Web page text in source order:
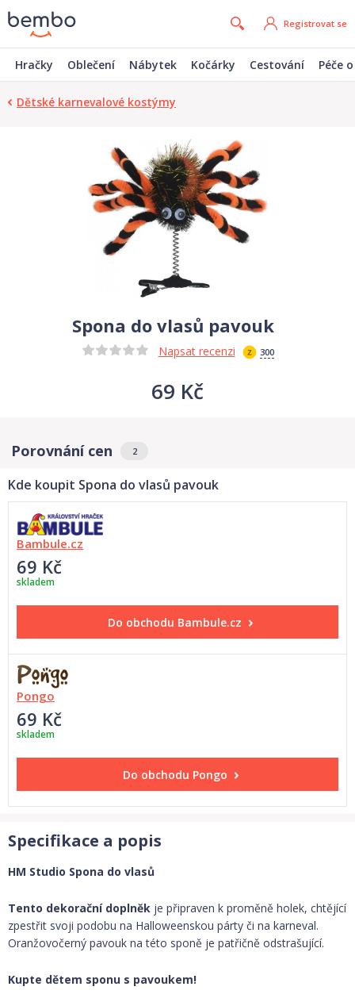
Registrovat se
Hračky Oblečení Nábytek Kočárky Cestování Péče
Dětské karnevalové kostýmy
Spona do vlasů pavouk
Napsat recenzi 300
69 Kč
Porovnání cen 2
Kde koupit Spona do vlasů pavouk
Bambule.cz
69 Kč
skladem
Do obchodu Bambule.cz
Pongo
69 Kč
skladem
Do obchodu Pongo
Specifikace a popis
HM Studio Spona do vlasů
Tento dekorační doplněk je připraven k proměně holek, chtějící
zpestřit svoji podobu na Halloweenskou párty či na karneval.
Oranžovočerný pavouk na této sponě je patřičně odstrašující.
Kupte dětem sponu s pavoukem!